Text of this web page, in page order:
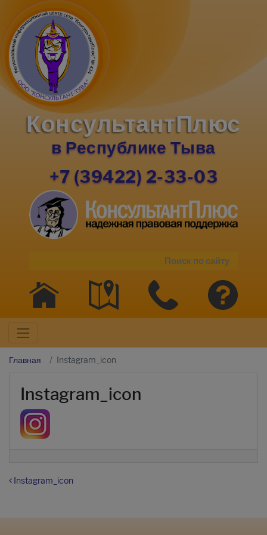
КонсультантПлюс
в Республике Тыва
+7 (39422) 2-33-03
Главная Instagram_icon
Instagram_icon
Навигация по записям
Instagram_icon